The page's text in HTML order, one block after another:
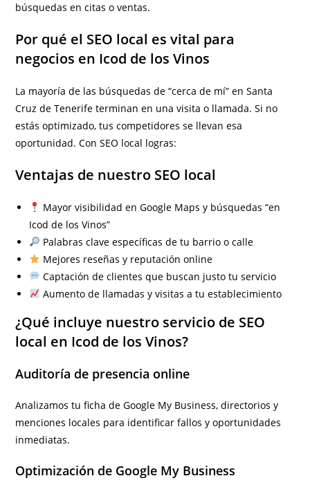
búsquedas en citas o ventas.
Por qué el SEO local es vital para
negocios en Icod de los Vinos
La mayoría de las búsquedas de “cerca de mí” en Santa
Cruz de Tenerife terminan en una visita o llamada. Si no
estás optimizado, tus competidores se llevan esa
oportunidad. Con SEO local logras:
Ventajas de nuestro SEO local
Mayor visibilidad en Google Maps y búsquedas “en
Icod de los Vinos”
Palabras clave específicas de tu barrio o calle
Mejores reseñas y reputación online
Captación de clientes que buscan justo tu servicio
Aumento de llamadas y visitas a tu establecimiento
¿Qué incluye nuestro servicio de SEO
local en Icod de los Vinos?
Auditoría de presencia online
Analizamos tu ficha de Google My Business, directorios y
menciones locales para identificar fallos y oportunidades
inmediatas.
Optimización de Google My Business